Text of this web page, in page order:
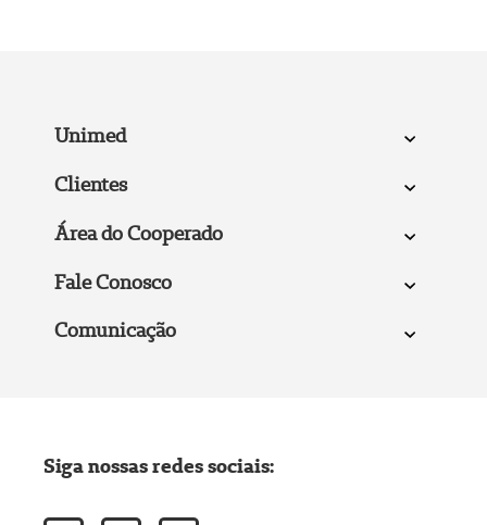
Unimed
Clientes
Área do Cooperado
Fale Conosco
Comunicação
Siga nossas redes sociais: